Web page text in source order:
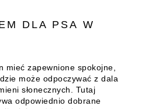
DLA PSA W
mieć zapewnione spokojne,
może odpoczywać z dala
słonecznych. Tutaj
odpowiednio dobrane